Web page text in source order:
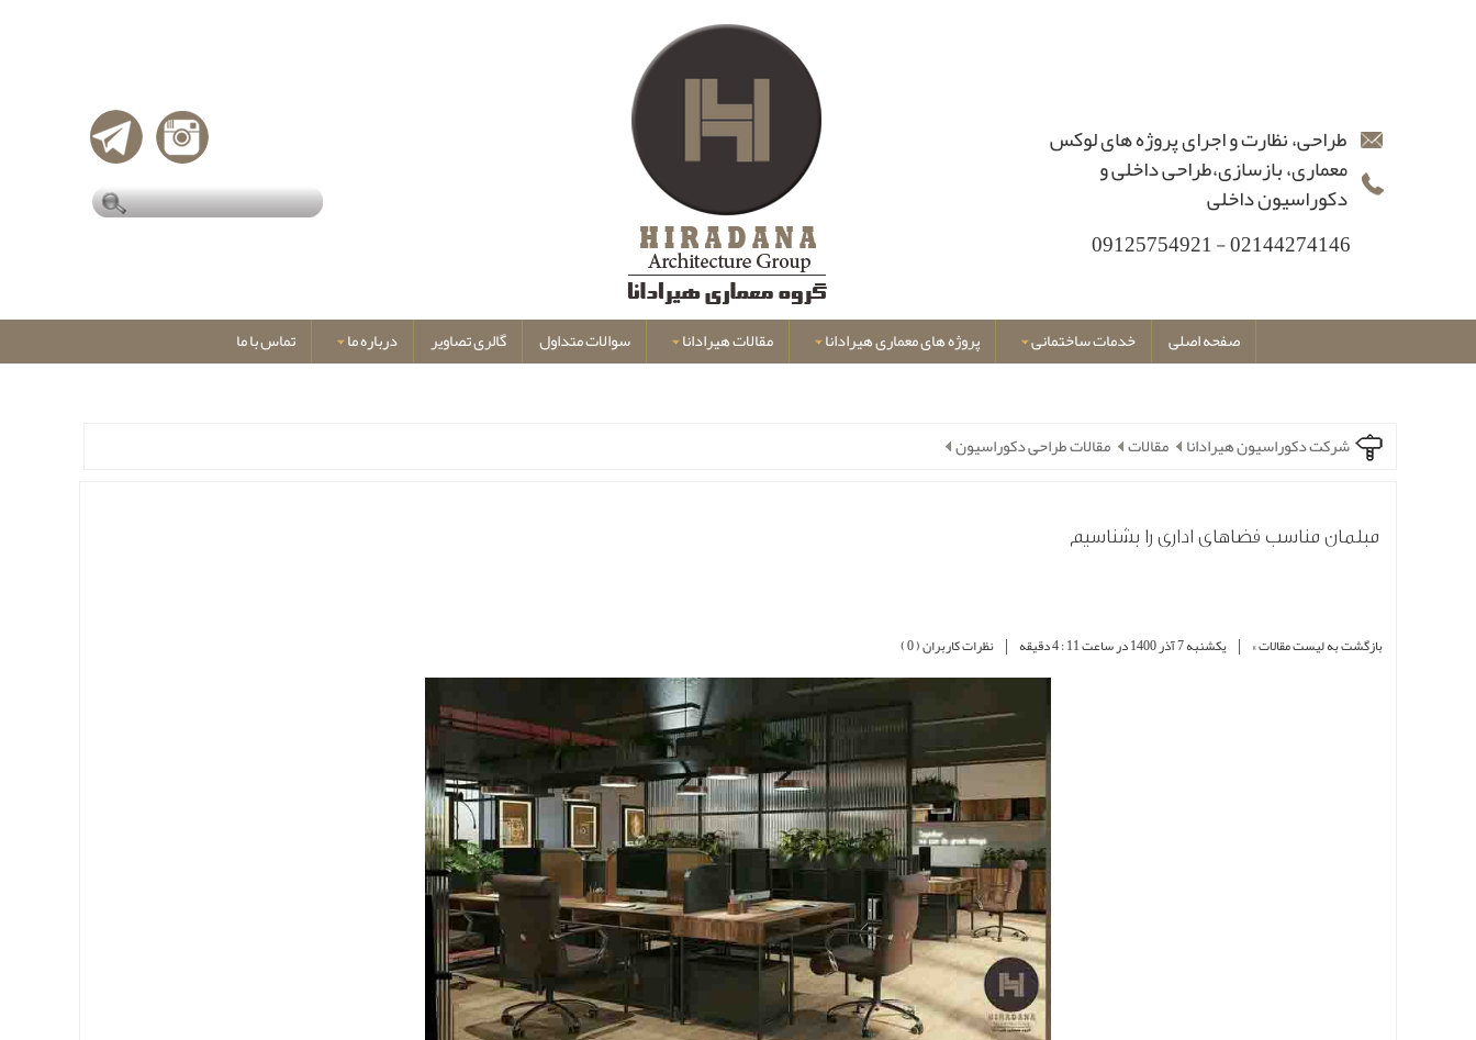
طراحی، نظارت و اجرای پروژه های لوکس
معماری، بازسازی،طراحی داخلی و
دکوراسیون داخلی
02144274146 - 09125754921
صفحه اصلی خدمات ساختمانی پروژه های معماری هیرادانا مقالات هیرادانا سوالات متداول گالری تصاویر درباره ما تماس با ما
شرکت دکوراسیون هیرادانا مقالات مقالات طراحی دکوراسیون
مبلمان مناسب فضاهای اداری را بشناسیم
بازگشت به لیست مقالات » | یکشنبه 7 آذر 1400 در ساعت 11 : 4 دقیقه | نظرات کاربران ( 0 )